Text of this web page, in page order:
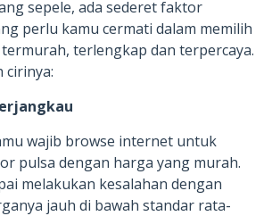
sepele, ada sederet faktor
perlu kamu cermati dalam memilih
terlengkap dan terpercaya.
cirinya:
wajib browse internet untuk
pulsa dengan harga yang murah.
melakukan kesalahan dengan
jauh di bawah standar rata-